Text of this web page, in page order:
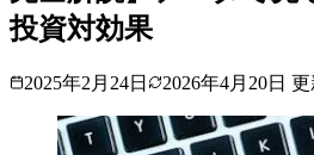
投資対効果
2025年2月24日 2026年4月20日 更